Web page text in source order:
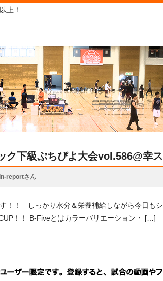
上！
下級ぷちぴよ大会vol.586@幸
reportさん
！！ しっかり水分＆栄養補給しながら今日も
！！ B-Fiveとはカラーバリエーション・ […]